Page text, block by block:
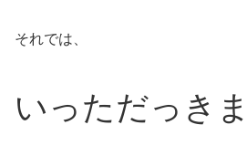
それでは、
いっただっき